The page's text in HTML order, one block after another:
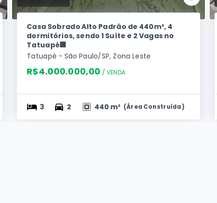
Casa Sobrado Alto Padrão de 440m², 4
dormitórios, sendo 1 Suíte e 2 Vagas no
Tatuapé🏢
Tatuapé - São Paulo/SP, Zona Leste
R$4.000.000,00 / VENDA
3 2 440 m² (Área Construída)